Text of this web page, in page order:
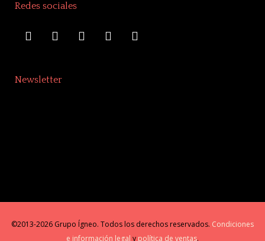
Redes sociales
Newsletter
©2013-2026 Grupo Ígneo. Todos los derechos reservados. Condiciones
e información legal y política de ventas.